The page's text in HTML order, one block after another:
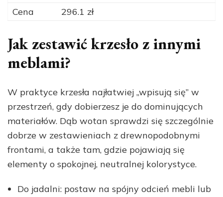
Cena
296.1 zł
Jak zestawić krzesło z innymi
meblami?
W praktyce krzesła najłatwiej „wpisują się” w
przestrzeń, gdy dobierzesz je do dominujących
materiałów. Dąb wotan sprawdzi się szczególnie
dobrze w zestawieniach z drewnopodobnymi
frontami, a także tam, gdzie pojawiają się
elementy o spokojnej, neutralnej kolorystyce.
Do jadalni: postaw na spójny odcień mebli lub